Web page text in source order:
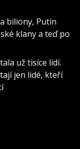
biliony, Putin
klany a teď po
už tisíce lidí.
jen lidé, kteří